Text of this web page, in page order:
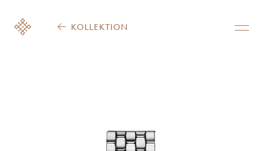
KOLLEKTION